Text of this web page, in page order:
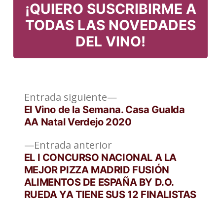
¡QUIERO SUSCRIBIRME A
TODAS LAS NOVEDADES
DEL VINO!
Navegación
de
entradas
Entrada anteriorEntrada
anterior:
EL I CONCURSO NACIONAL A LA
MEJOR PIZZA MADRID FUSIÓN
ALIMENTOS DE ESPAÑA BY D.O.
RUEDA YA TIENE SUS 12 FINALISTAS
Entrada siguiente
Entrada
siguiente:
El Vino de la Semana. Casa Gualda
AA Natal Verdejo 2020